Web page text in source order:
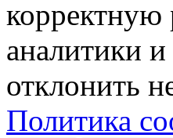
корректную
аналитики
отклонить
Политика